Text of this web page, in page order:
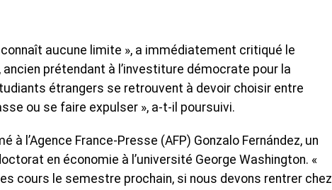
aucune limite », a immédiatement critiqué le
prétendant à l’investiture démocrate pour la
étrangers se retrouvent à devoir choisir entre
ou se faire expulser », a-t-il poursuivi.
à l’Agence France-Presse (AFP) Gonzalo Fernández, un
en économie à l’université George Washington. «
cours le semestre prochain, si nous devons rentrer chez